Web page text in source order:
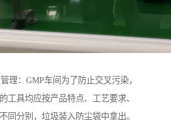
理：GMP车间为了防止交叉污染，
工具均应按产品特点、工艺要求、
同分别，垃圾装入防尘袋中拿出。